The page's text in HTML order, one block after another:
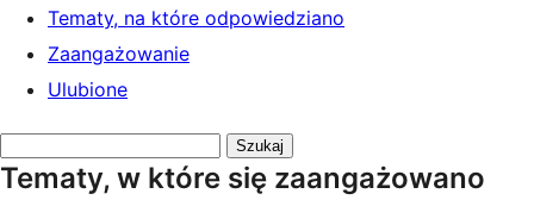
Tematy, na które odpowiedziano
Zaangażowanie
Ulubione
tematy:
Tematy, w które się zaangażowano